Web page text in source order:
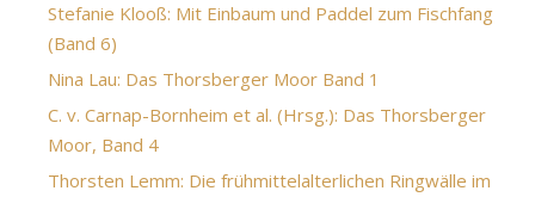
Stefanie Klooß: Mit Einbaum und Paddel zum Fischfang
(Band 6)
Nina Lau: Das Thorsberger Moor Band 1
C. v. Carnap-Bornheim et al. (Hrsg.): Das Thorsberger
Moor, Band 4
Thorsten Lemm: Die frühmittelalterlichen Ringwälle im